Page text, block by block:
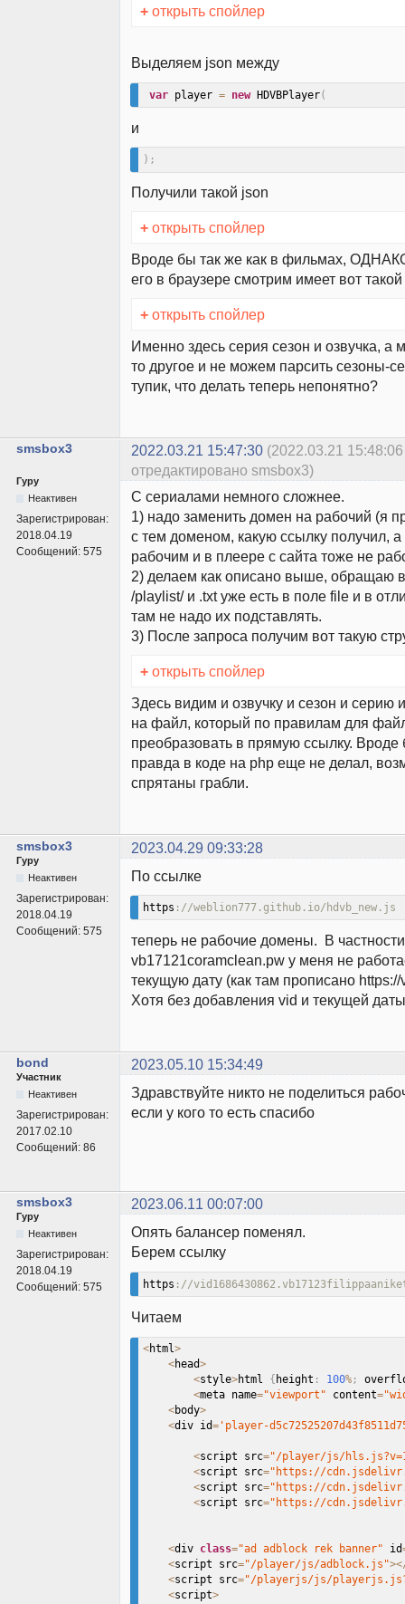
+ открыть спойлер
Выделяем json между
var player = new HDVBPlayer(
и
) ;
Получили такой json
+ открыть спойлер
Вроде бы так же как в фильмах,
его в браузере смотрим имеет вот такой
+ открыть спойлер
Именно здесь серия сезон и озвучка, а
то другое и не можем парсить сезоны-
тупик, что делать теперь непонятно?
smsbox3 2022.03.21 15:47:30 (2022.03.21 15:48:06
отредактировано smsbox3)
Гуру
Неактивен
Зарегистрирован:
2018.04.19
Сообщений: 575
С сериалами немного сложнее.
1) надо заменить домен на рабочий (я
с тем доменом, какую ссылку получил, а
рабочим и в плеере с сайта тоже не
2) делаем как описано выше, обращаю
/playlist/ и .txt уже есть в поле file и в
там не надо их подставлять.
3) После запроса получим вот такую
+ открыть спойлер
Здесь видим и озвучку и сезон и серию
на файл, который по правилам для
преобразовать в прямую ссылку.
правда в коде на php еще не делал,
спрятаны грабли.
smsbox3 2023.04.29 09:33:28
Гуру
Неактивен
Зарегистрирован:
2018.04.19
Сообщений: 575
По ссылке
https ://weblion777.github.io/hdvb_new.js
теперь не рабочие домены. В частности
vb17121coramclean.pw у меня не
текущую дату (как там прописано
Хотя без добавления vid и текущей
bond 2023.05.10 15:34:49
Участник
Неактивен
Зарегистрирован:
2017.02.10
Сообщений: 86
Здравствуйте никто не поделиться
если у кого то есть спасибо
smsbox3 2023.06.11 00:07:00
Гуру
Неактивен
Зарегистрирован:
2018.04.19
Сообщений: 575
Опять балансер поменял.
Берем ссылку
https ://
Читаем
<html>
<head>
<style>html { height : 100%;
<meta name="viewport" content=
<body>
<div id='player-
<script src="/player/js/
<script src="https://
<script src="https://
<script src="https://
<div class="ad adblock rek banner" id
<script src="/player/js/adblock.js"><
<script src="/playerjs/js/
<script>